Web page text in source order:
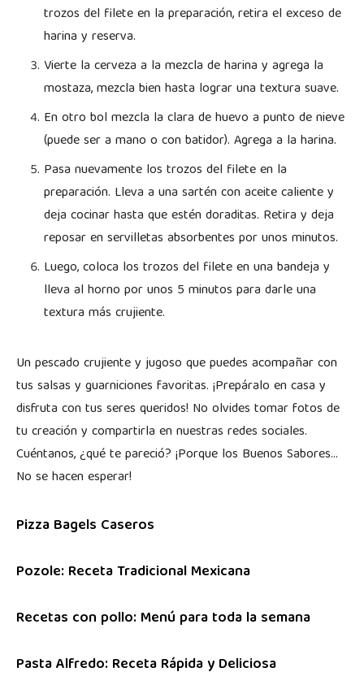
trozos del filete en la preparación, retira el exceso de
harina y reserva.
Vierte la cerveza a la mezcla de harina y agrega la
mostaza, mezcla bien hasta lograr una textura suave.
En otro bol mezcla la clara de huevo a punto de nieve
(puede ser a mano o con batidor). Agrega a la harina.
Pasa nuevamente los trozos del filete en la
preparación. Lleva a una sartén con aceite caliente y
deja cocinar hasta que estén doraditas. Retira y deja
reposar en servilletas absorbentes por unos minutos.
Luego, coloca los trozos del filete en una bandeja y
lleva al horno por unos 5 minutos para darle una
textura más crujiente.
Un pescado crujiente y jugoso que puedes acompañar con
tus salsas y guarniciones favoritas. ¡Prepáralo en casa y
disfruta con tus seres queridos! No olvides tomar fotos de
tu creación y compartirla en nuestras redes sociales.
Cuéntanos, ¿qué te pareció? ¡Porque los Buenos Sabores…
No se hacen esperar!
Pizza Bagels Caseros
Pozole: Receta Tradicional Mexicana
Recetas con pollo: Menú para toda la semana
Pasta Alfredo: Receta Rápida y Deliciosa